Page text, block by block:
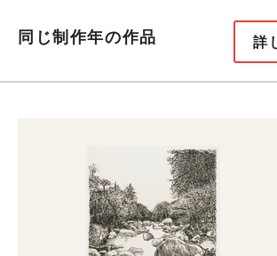
同じ制作年の作品 詳